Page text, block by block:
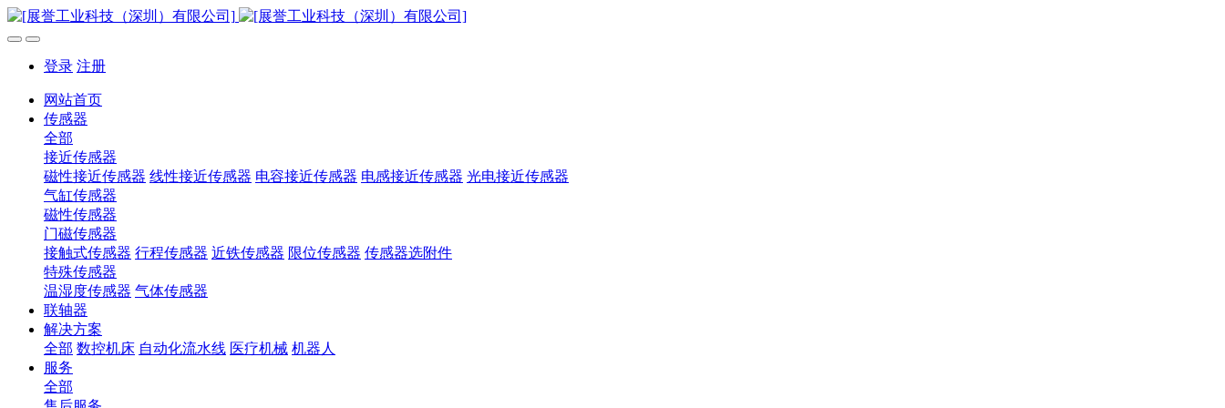
登录 注册
网站首页
传感器
全部
接近传感器
磁性接近传感器 线性接近传感器 电容接近传感器 电感接近传感器 光电接近传感器
气缸传感器
磁性传感器
门磁传感器
接触式传感器 行程传感器 近铁传感器 限位传感器 传感器选附件
特殊传感器
温湿度传感器 气体传感器
联轴器
解决方案
全部 数控机床 自动化流水线 医疗机械 机器人
服务
全部